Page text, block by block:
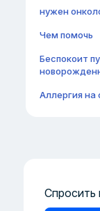
нужен
Чем помочь
Беспокоит
Аллергия на
Спросить